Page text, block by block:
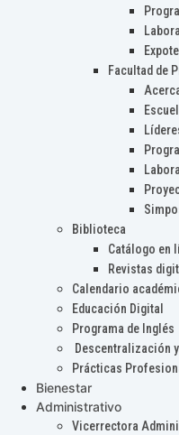
Facultad de
Biblioteca
Catálogo en
Revistas
Calendario
Educación Digital
Programa de Inglés
Descentralización
Prácticas
Bienestar
Administrativo
Vicerrectora